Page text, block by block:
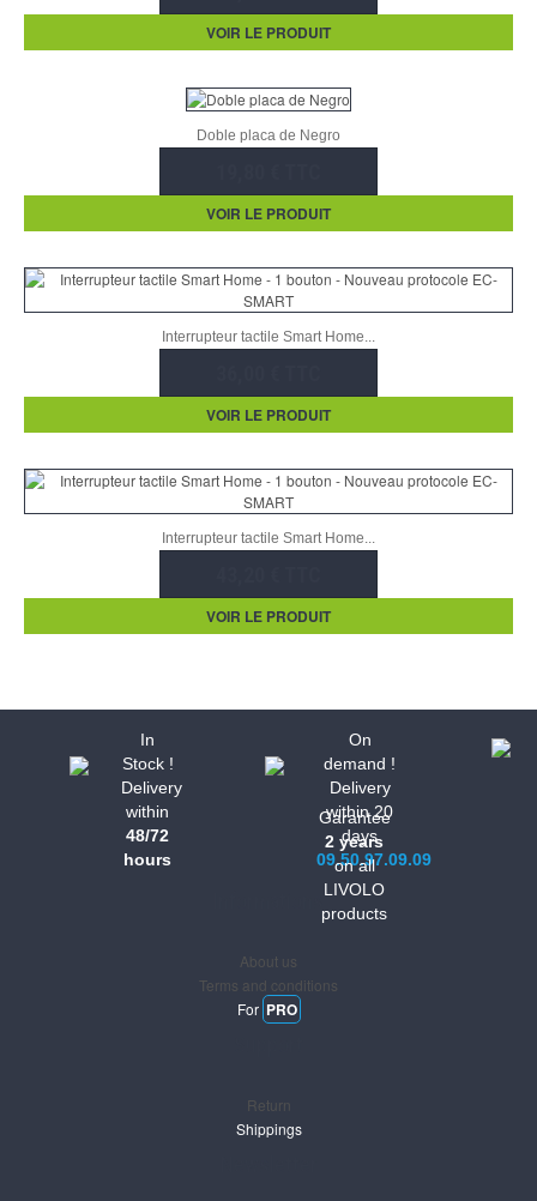
VOIR LE PRODUIT
Doble placa de Negro
VOIR LE PRODUIT
Interrupteur tactile Smart Home...
VOIR LE PRODUIT
Interrupteur tactile Smart Home...
VOIR LE PRODUIT
In
Stock !
Delivery
within
48/72
hours
On
demand !
Delivery
within 20
days
09.50.97.09.09
Garantee
2 years
on all
LIVOLO
products
About us
Terms and conditions
For PRO
Return
Shippings